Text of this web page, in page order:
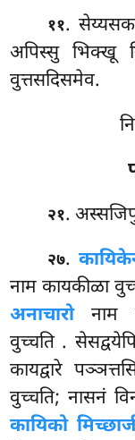
११.
अपिस्सु भिक्खू
वुत्तसदिसमेव.
२१.
२७.
नाम कायकीळा
अनाचारोनाम
वुच्चति .
कायद्वारे
वुच्चति; नासनं
कायिको